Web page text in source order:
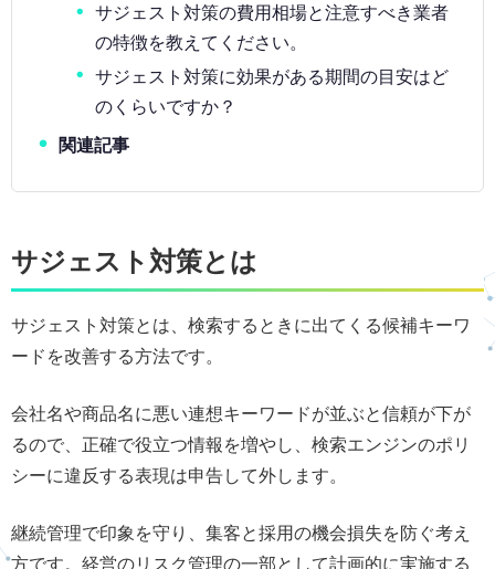
サジェスト対策の費用相場と注意すべき業者
の特徴を教えてください。
サジェスト対策に効果がある期間の目安はど
のくらいですか？
関連記事
サジェスト対策とは
サジェスト対策とは、検索するときに出てくる候補キーワ
ードを改善する方法です。
会社名や商品名に悪い連想キーワードが並ぶと信頼が下が
るので、正確で役立つ情報を増やし、検索エンジンのポリ
シーに違反する表現は申告して外します。
継続管理で印象を守り、集客と採用の機会損失を防ぐ考え
方です。経営のリスク管理の一部として計画的に実施する